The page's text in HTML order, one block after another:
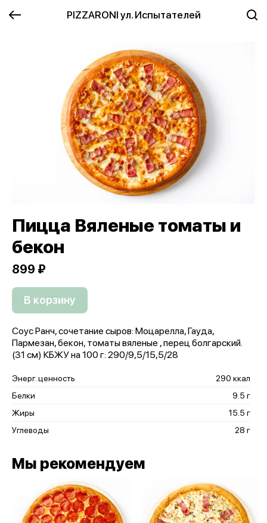
PIZZARONI ул. Испытателей
Пицца Вяленые томаты и
бекон
899 ₽
В корзину
Соус Ранч, сочетание сыров: Моцарелла, Гауда,
Пармезан, бекон, томаты вяленые , перец болгарский.
(31 см) КБЖУ на 100 г: 290/9,5/15,5/28
Энерг. ценность
290 ккал
Белки
9.5 г
Жиры
15.5 г
Углеводы
28 г
Мы рекомендуем